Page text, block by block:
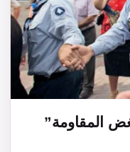
المقاومة”